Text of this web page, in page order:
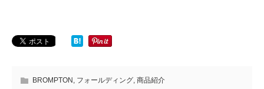
BROMPTON , フォールディング, 商品紹介